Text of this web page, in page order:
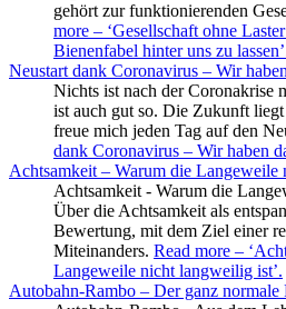
gehört zur funktionierenden
more – ‘Gesellschaft ohne
Bienenfabel hinter uns zu lassen’
Neustart dank Coronavirus – Wir
Nichts ist nach der Coronakrise
ist auch gut so. Die Zukunft
freue mich jeden Tag auf den
dank Coronavirus – Wir haben
Achtsamkeit – Warum die
Achtsamkeit - Warum die
Über die Achtsamkeit als
Bewertung, mit dem Ziel einer
Miteinanders. Read more –
Langeweile nicht langweilig ist’.
Autobahn-Rambo – Der ganz normale